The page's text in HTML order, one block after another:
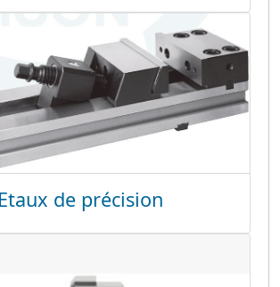
Etaux de précision